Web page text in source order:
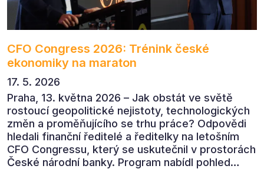
CFO Congress 2026: Trénink české
ekonomiky na maraton
17. 5. 2026
Praha, 13. května 2026 – Jak obstát ve světě
rostoucí geopolitické nejistoty, technologických
změn a proměňujícího se trhu práce? Odpovědi
hledali finanční ředitelé a ředitelky na letošním
CFO Congressu, který se uskutečnil v prostorách
České národní banky. Program nabídl pohled